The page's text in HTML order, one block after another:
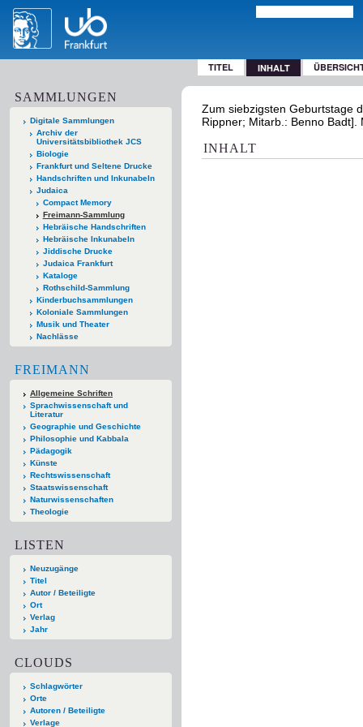
TITEL INHALT
SAMMLUNGEN
Digitale Sammlungen
Archiv der
Universitätsbibliothek JCS
Biologie
Frankfurt und Seltene Drucke
Handschriften und Inkunabeln
Judaica
Compact Memory
Freimann-Sammlung
Hebräische Handschriften
Hebräische Inkunabeln
Jiddische Drucke
Judaica Frankfurt
Kataloge
Rothschild-Sammlung
Kinderbuchsammlungen
Koloniale Sammlungen
Musik und Theater
Nachlässe
FREIMANN
Allgemeine Schriften
Sprachwissenschaft und
Literatur
Geographie und Geschichte
Philosophie und Kabbala
Pädagogik
Künste
Rechtswissenschaft
Staatswissenschaft
Naturwissenschaften
Theologie
LISTEN
Neuzugänge
Titel
Autor / Beteiligte
Ort
Verlag
Jahr
CLOUDS
Schlagwörter
Orte
Autoren / Beteiligte
Verlage
Zum siebzigsten Geburtstage
Rippner; Mitarb.: Benno
INHALT